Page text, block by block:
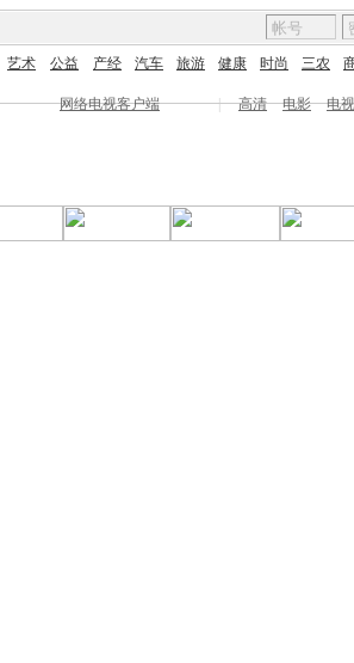
艺术 公益 产经 汽车 旅游 健康 时尚 三农
网络电视客户端 | 高清 电影 电